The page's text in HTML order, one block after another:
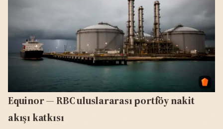
Equinor — RBC uluslararası portföy nakit
akışı katkısı